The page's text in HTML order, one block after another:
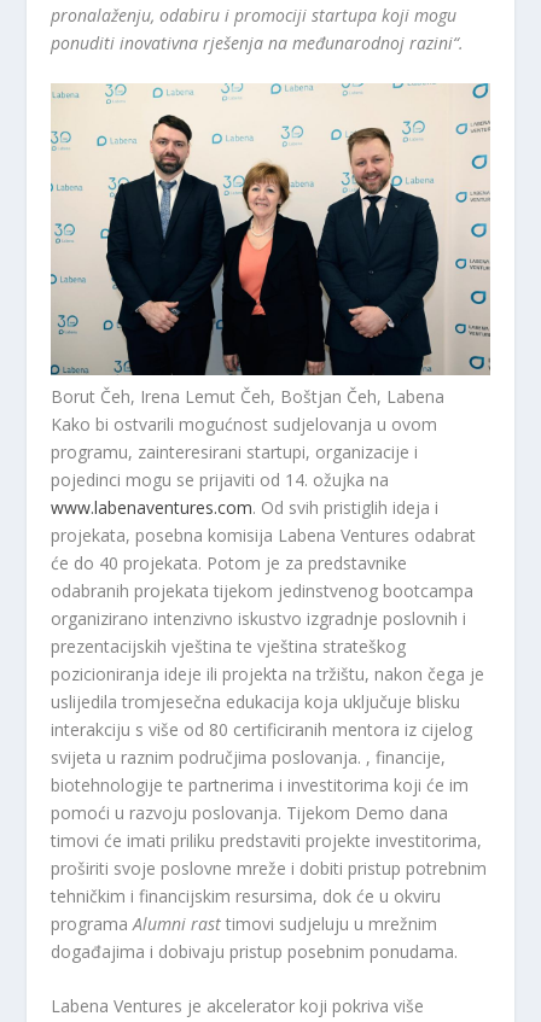
pronalaženju, odabiru i promociji startupa koji mogu
ponuditi inovativna rješenja na međunarodnoj razini“.
Borut Čeh, Irena Lemut Čeh, Boštjan Čeh, Labena
Kako bi ostvarili mogućnost sudjelovanja u ovom
programu, zainteresirani startupi, organizacije i
pojedinci mogu se prijaviti od 14. ožujka na
www.labenaventures.com. Od svih pristiglih ideja i
projekata, posebna komisija Labena Ventures odabrat
će do 40 projekata. Potom je za predstavnike
odabranih projekata tijekom jedinstvenog bootcampa
organizirano intenzivno iskustvo izgradnje poslovnih i
prezentacijskih vještina te vještina strateškog
pozicioniranja ideje ili projekta na tržištu, nakon čega je
uslijedila tromjesečna edukacija koja uključuje blisku
interakciju s više od 80 certificiranih mentora iz cijelog
svijeta u raznim područjima poslovanja. , financije,
biotehnologije te partnerima i investitorima koji će im
pomoći u razvoju poslovanja. Tijekom Demo dana
timovi će imati priliku predstaviti projekte investitorima,
proširiti svoje poslovne mreže i dobiti pristup potrebnim
tehničkim i financijskim resursima, dok će u okviru
programaAlumni rast timovi sudjeluju u mrežnim
događajima i dobivaju pristup posebnim ponudama.
Labena Ventures je akcelerator koji pokriva više